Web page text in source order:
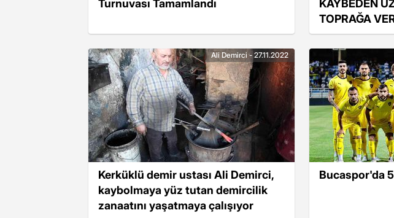
Turnuvası Tamamlandı
KAYBEDEN
TOPRAĞA
Kerküklü demir ustası Ali Demirci,
kaybolmaya yüz tutan demircilik
zanaatını yaşatmaya çalışıyor
Ali Demirci - 27.11.2022
Bucaspor'da 5